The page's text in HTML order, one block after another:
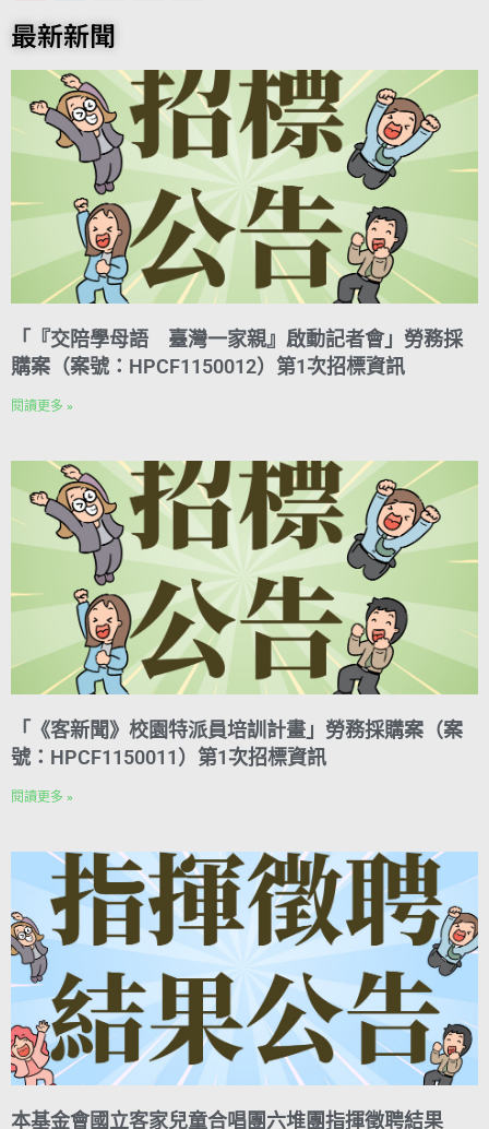
b
o
o
k
t
e
r
s
p m
n
t
e
r
e
s
t
n
k
e
d
I
n
i a
i
n
k
最新新聞
「『交陪學母語 臺灣一家親』啟動記者會」勞務採
購案（案號：HPCF1150012）第1次招標資訊
閱讀更多 »
「《客新聞》校園特派員培訓計畫」勞務採購案（案
號：HPCF1150011）第1次招標資訊
閱讀更多 »
本基金會國立客家兒童合唱團六堆團指揮徵聘結果